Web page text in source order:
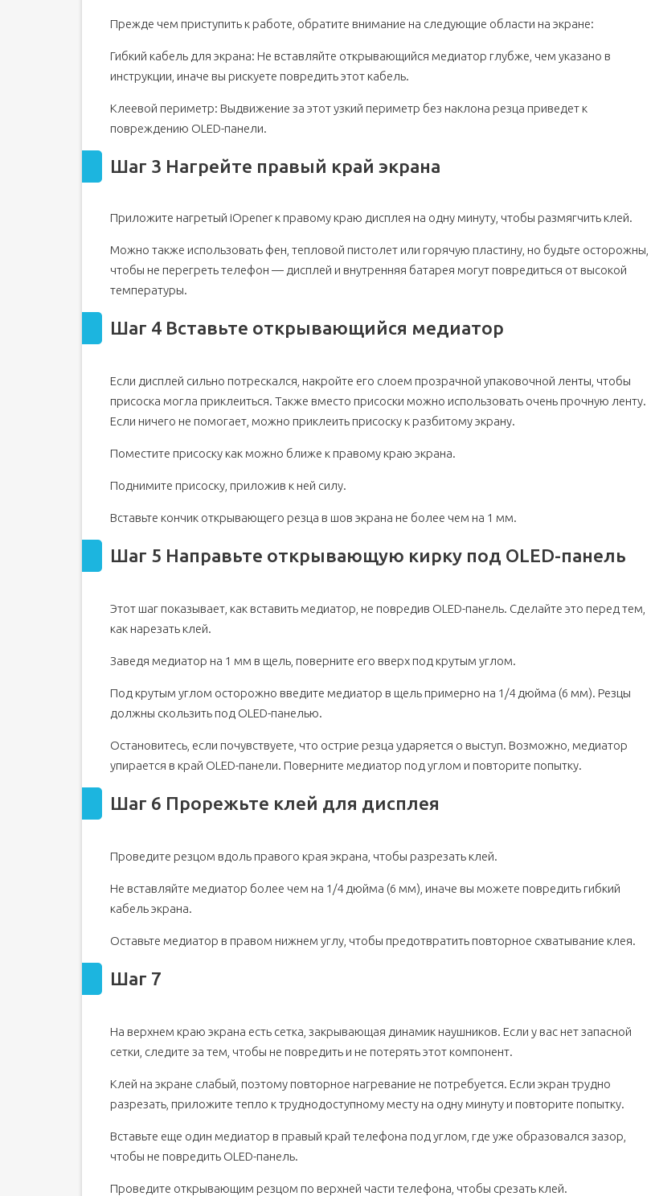
Шаг 29 Извлеките громкоговоритель
Шаг 30
Шаг 31
Шаг 35 Отсоедините разъем для наушников
Шаг 39
Шаг 40 Извлеките динамик наушника
Шаг 41
Прежде чем приступить к работе, обратите внимание на следующие области на экране:
Гибкий кабель для экрана: Не вставляйте открывающийся медиатор глубже, чем указано в
инструкции, иначе вы рискуете повредить этот кабель.
Клеевой периметр: Выдвижение за этот узкий периметр без наклона резца приведет к
повреждению OLED-панели.
Шаг 3 Нагрейте правый край экрана
Приложите нагретый iOpener к правому краю дисплея на одну минуту, чтобы размягчить клей.
Можно также использовать фен, тепловой пистолет или горячую пластину, но будьте осторожны,
чтобы не перегреть телефон — дисплей и внутренняя батарея могут повредиться от высокой
температуры.
Шаг 4 Вставьте открывающийся медиатор
Если дисплей сильно потрескался, накройте его слоем прозрачной упаковочной ленты, чтобы
присоска могла приклеиться. Также вместо присоски можно использовать очень прочную ленту.
Если ничего не помогает, можно приклеить присоску к разбитому экрану.
Поместите присоску как можно ближе к правому краю экрана.
Поднимите присоску, приложив к ней силу.
Вставьте кончик открывающего резца в шов экрана не более чем на 1 мм.
Шаг 5 Направьте открывающую кирку под OLED-панель
Этот шаг показывает, как вставить медиатор, не повредив OLED-панель. Сделайте это перед тем,
как нарезать клей.
Заведя медиатор на 1 мм в щель, поверните его вверх под крутым углом.
Под крутым углом осторожно введите медиатор в щель примерно на 1/4 дюйма (6 мм). Резцы
должны скользить под OLED-панелью.
Остановитесь, если почувствуете, что острие резца ударяется о выступ. Возможно, медиатор
упирается в край OLED-панели. Поверните медиатор под углом и повторите попытку.
Шаг 6 Прорежьте клей для дисплея
Проведите резцом вдоль правого края экрана, чтобы разрезать клей.
Не вставляйте медиатор более чем на 1/4 дюйма (6 мм), иначе вы можете повредить гибкий
кабель экрана.
Оставьте медиатор в правом нижнем углу, чтобы предотвратить повторное схватывание клея.
Шаг 7
На верхнем краю экрана есть сетка, закрывающая динамик наушников. Если у вас нет запасной
сетки, следите за тем, чтобы не повредить и не потерять этот компонент.
Клей на экране слабый, поэтому повторное нагревание не потребуется. Если экран трудно
разрезать, приложите тепло к труднодоступному месту на одну минуту и повторите попытку.
Вставьте еще один медиатор в правый край телефона под углом, где уже образовался зазор,
чтобы не повредить OLED-панель.
Проведите открывающим резцом по верхней части телефона, чтобы срезать клей.